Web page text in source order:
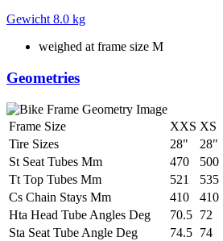
Gewicht 8.0 kg
weighed at frame size M
Geometries
Frame Size XXS XS
Tire Sizes
28" 28"
St Seat Tubes Mm
470 500
Tt Top Tubes Mm
521 535
Cs Chain Stays Mm
410 410
Hta Head Tube Angles Deg
70.5 72
Sta Seat Tube Angle Deg
74.5 74